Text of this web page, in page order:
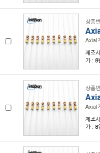
상품
Axial
제조
가 : 8
상품
Axial
제조
가 : 8